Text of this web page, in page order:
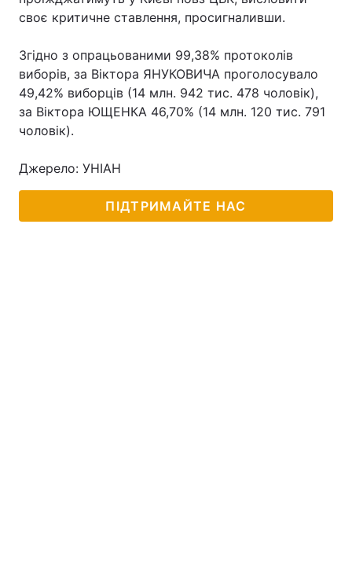
своє критичне ставлення, просигналивши.
Згідно з опрацьованими 99,38% протоколів
виборів, за Віктора ЯНУКОВИЧА проголосувало
49,42% виборців (14 млн. 942 тис. 478 чоловік),
за Віктора ЮЩЕНКА 46,70% (14 млн. 120 тис. 791
чоловік).
Джерело: УНІАН
ПІДТРИМАЙТЕ НАС